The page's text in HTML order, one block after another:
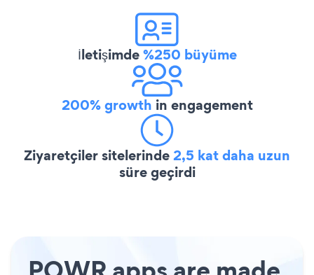
İletişimde%250 büyüme
200% growth in engagement
Ziyaretçiler sitelerinde2,5 kat daha uzun
süre geçirdi